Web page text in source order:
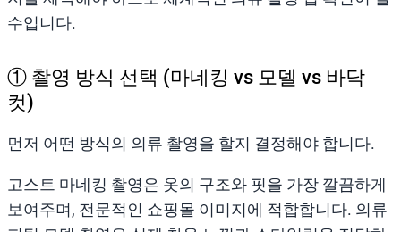
수입니다.
① 촬영 방식 선택 (마네킹 vs 모델 vs 바닥
컷)
먼저 어떤 방식의 의류 촬영을 할지 결정해야 합니다.
고스트 마네킹 촬영은 옷의 구조와 핏을 가장 깔끔하게
보여주며, 전문적인 쇼핑몰 이미지에 적합합니다. 의류